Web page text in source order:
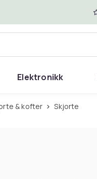
Elektronikk
& kofter Skjorte